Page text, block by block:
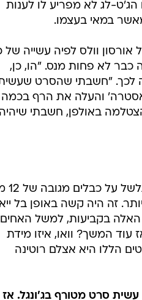
לג לא מפריע לו לענות
במאי בעצמו.
וולס לפיה עשייה של
כבר לא פחות מנס. "הו, כן,
לכך. "חשבתי שהסרט
אסטרה' והעלה את הרף בכמה
באולפן, חשבתי
"ביום הראשון
זה היה קשה באופן בל
בקביעות, למשל האחים
המשך? וואו, איזו מידת
הללו היא אצלם רוטינה
סרט מטורף בג'ונגל.